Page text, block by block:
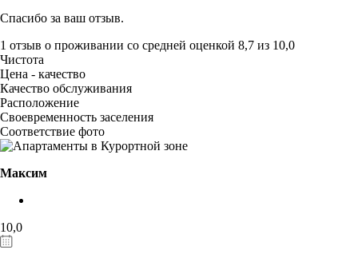
Спасибо за ваш отзыв.
1 отзыв о проживании со средней оценкой 8,7 из 10,0
Чистота
Цена - качество
Качество обслуживания
Расположение
Своевременность заселения
Соответствие фото
Максим
10,0